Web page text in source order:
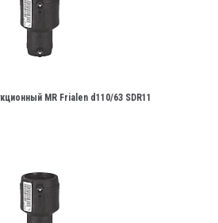
MR Frialen d110/63 SDR11